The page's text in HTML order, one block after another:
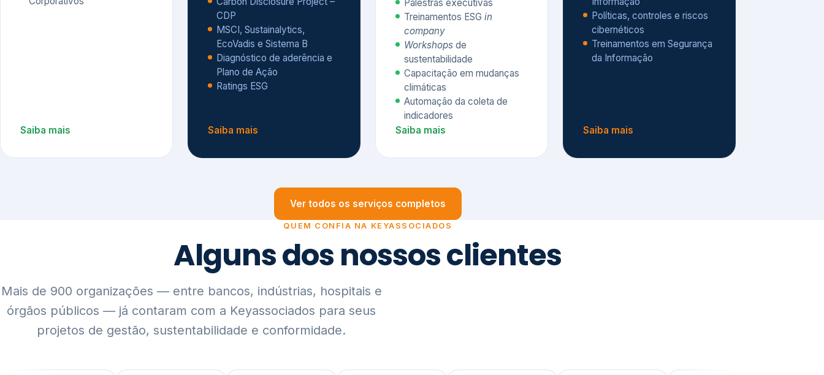
Ratings ESG
Saiba mais
climáticas
Automação da coleta de
indicadores
Saiba mais
Saiba mais
Ver todos os serviços completos
QUEM CONFIA NA KEYASSOCIADOS
Mais de 900 organizações — entre bancos, indústrias, hospitais e
órgãos públicos — já contaram com a Keyassociados para seus
projetos de gestão, sustentabilidade e conformidade.